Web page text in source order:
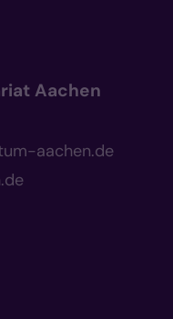
Aachen
aachen.de